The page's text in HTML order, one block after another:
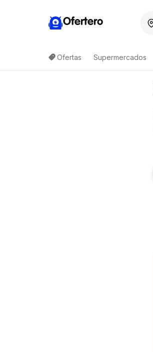
Ofertero
Ofertas Supermercados